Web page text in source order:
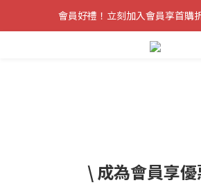
會員好禮！立刻加入會員享首購
\ 成為會員享